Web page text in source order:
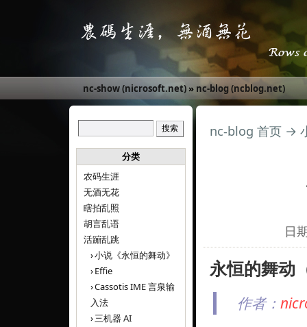
nc-show (nicrosoft.net)» nc-blog (ncblog.net)
分类
农码生涯
无酒无花
瞎拍乱照
胡言乱语
活蹦乱跳
小说《永恒的舞动》
Effie
Cassotis IME 言泉输
入法
三机器 AI
nc-blog 首页 →
日
永恒的舞
作者：